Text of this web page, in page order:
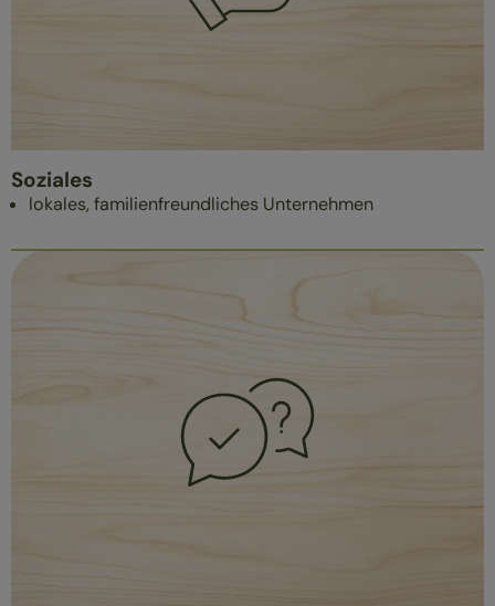
Soziales
lokales, familienfreundliches Unternehmen